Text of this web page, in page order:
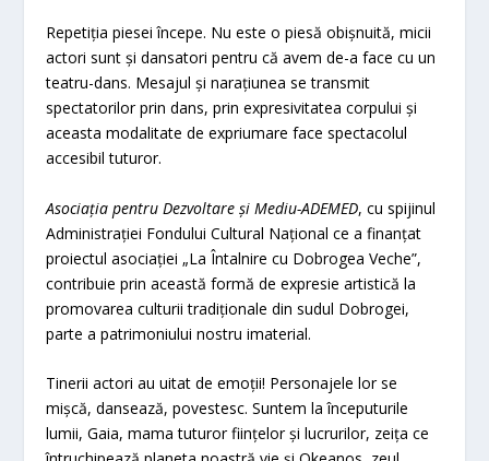
Repetiția piesei începe. Nu este o piesă obișnuită, micii
actori sunt și dansatori pentru că avem de-a face cu un
teatru-dans. Mesajul și narațiunea se transmit
spectatorilor prin dans, prin expresivitatea corpului și
aceasta modalitate de expriumare face spectacolul
accesibil tuturor.
Asociația pentru Dezvoltare și Mediu-ADEMED, cu spijinul
Administrației Fondului Cultural Național ce a finanțat
proiectul asociației „La Întalnire cu Dobrogea Veche”,
contribuie prin această formă de expresie artistică la
promovarea culturii tradiționale din sudul Dobrogei,
parte a patrimoniului nostru imaterial.
Tinerii actori au uitat de emoții! Personajele lor se
mișcă, dansează, povestesc. Suntem la începuturile
lumii, Gaia, mama tuturor ființelor și lucrurilor, zeița ce